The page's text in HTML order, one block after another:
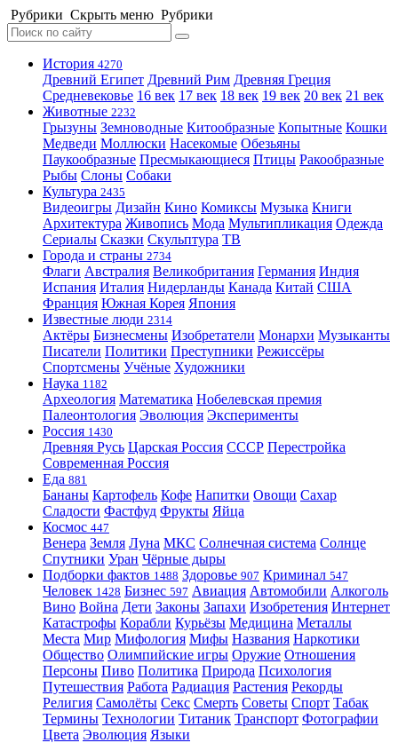
Рубрики Скрыть меню Рубрики
История 4270
Древний Египет Древний Рим Древняя Греция
Средневековье 16 век 17 век 18 век 19 век 20 век 21 век
Животные 2232
Грызуны Земноводные Китообразные Копытные Кошки
Медведи Моллюски Насекомые Обезьяны
Паукообразные Пресмыкающиеся Птицы Ракообразные
Рыбы Слоны Собаки
Культура 2435
Видеоигры Дизайн Кино Комиксы Музыка Книги
Архитектура Живопись Мода Мультипликация Одежда
Сериалы Сказки Скульптура ТВ
Города и страны 2734
Флаги Австралия Великобритания Германия Индия
Испания Италия Нидерланды Канада Китай США
Франция Южная Корея Япония
Известные люди 2314
Актёры Бизнесмены Изобретатели Монархи Музыканты
Писатели Политики Преступники Режиссёры
Спортсмены Учёные Художники
Наука 1182
Археология Математика Нобелевская премия
Палеонтология Эволюция Эксперименты
Россия 1430
Древняя Русь Царская Россия СССР Перестройка
Современная Россия
Еда 881
Бананы Картофель Кофе Напитки Овощи Сахар
Сладости Фастфуд Фрукты Яйца
Космос 447
Венера Земля Луна МКС Солнечная система Солнце
Спутники Уран Чёрные дыры
Подборки фактов 1488 Здоровье 907 Криминал 547
Человек 1428 Бизнес 597 Авиация Автомобили Алкоголь
Вино Война Дети Законы Запахи Изобретения Интернет
Катастрофы Корабли Курьёзы Медицина Металлы
Места Мир Мифология Мифы Названия Наркотики
Общество Олимпийские игры Оружие Отношения
Персоны Пиво Политика Природа Психология
Путешествия Работа Радиация Растения Рекорды
Религия Самолёты Секс Смерть Советы Спорт Табак
Термины Технологии Титаник Транспорт Фотографии
Цвета Эволюция Языки